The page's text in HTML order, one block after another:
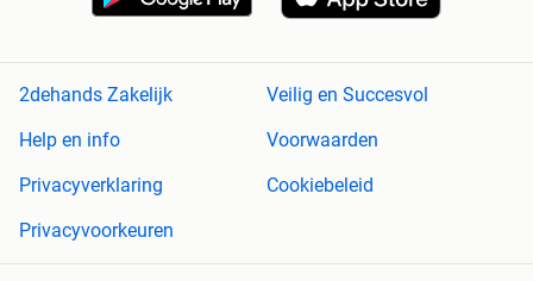
2dehands Zakelijk
Veilig en Succesvol
Help en info
Voorwaarden
Privacyverklaring
Cookiebeleid
Privacyvoorkeuren